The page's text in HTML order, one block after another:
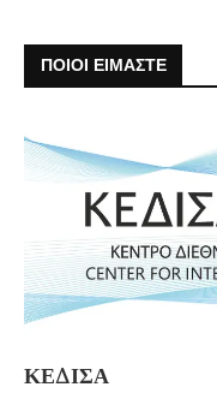
ΠΟΙΟΙ ΕΙΜΑΣΤΕ
ΚΕΔΙΣΑ